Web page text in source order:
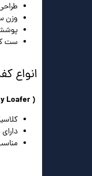
وزن
ست
انواع
( Penny Loafer )